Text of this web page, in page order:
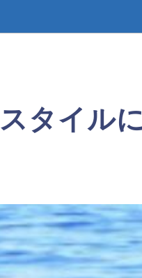
タイル